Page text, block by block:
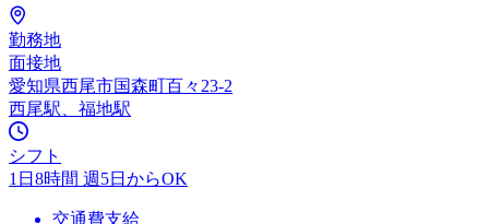
勤務地
面接地
愛知県西尾市国森町百々23-2
西尾駅、福地駅
シフト
1日8時間 週5日からOK
交通費支給